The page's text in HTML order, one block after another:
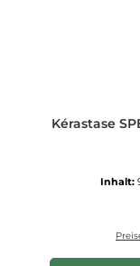
Kérastase
Inhalt: